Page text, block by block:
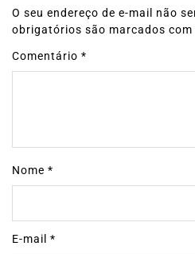
O seu endereço de e-mail não
obrigatórios são marcados com
Comentário *
Nome *
E-mail *